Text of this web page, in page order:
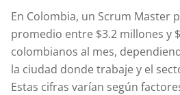
En Colombia, un Scrum Master
promedio entre $3.2 millones y
colombianos al mes,
la ciudad donde trabaje y el
Estas cifras varían según